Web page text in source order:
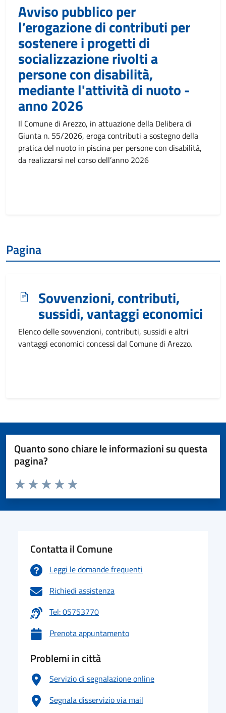
Avviso pubblico per
l’erogazione di contributi per
sostenere i progetti di
socializzazione rivolti a
persone con disabilità,
mediante l'attività di nuoto -
anno 2026
Il Comune di Arezzo, in attuazione della Delibera di
Giunta n. 55/2026, eroga contributi a sostegno della
pratica del nuoto in piscina per persone con disabilità,
da realizzarsi nel corso dell’anno 2026
Pagina
Sovvenzioni, contributi,
sussidi, vantaggi economici
Elenco delle sovvenzioni, contributi, sussidi e altri
vantaggi economici concessi dal Comune di Arezzo.
Quanto sono chiare le informazioni su questa
pagina?
Valuta da 1 a 5 stelle la pagina
Valuta 5 stelle su 5
Valuta 4 stelle su 5
Valuta 3 stelle su 5
Valuta 2 stelle su 5
Valuta 1 stelle su 5
Contatta il Comune
Leggi le domande frequenti
Richiedi assistenza
Tel: 05753770
Prenota appuntamento
Problemi in città
Servizio di segnalazione online
Segnala disservizio via mail